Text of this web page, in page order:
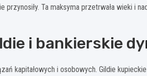
przynosiły. Ta maksyma przetrwała wieki i
i bankierskie
kapitałowych i osobowych. Gildie